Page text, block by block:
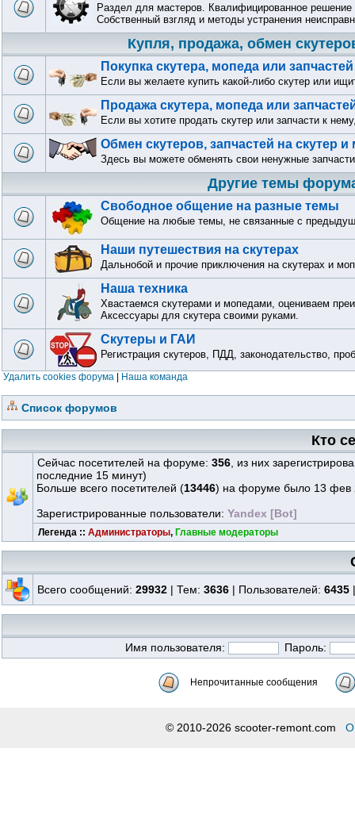
Раздел для мастеров. Квалифицированное решение
Собственный взгляд и методы устранения
Купля, продажа, обмен
Покупка скутера, мопеда или запчастей
Если вы желаете купить какой-либо скутер или
Продажа скутера, мопеда или
Если вы хотите продать скутер или запчасти к
Обмен скутеров, запчастей на скутер и
Здесь вы можете обменять свои ненужные запчасти
Другие темы
Свободное общение на разные темы
Общение на любые темы, не связанные с
Наши путешествия на скутерах
Дальнобой и прочие приключения на скутерах и
Наша техника
Хвастаемся скутерами и мопедами, оцениваем
Аксессуары для скутера своими руками.
Скутеры и ГАИ
Регистрация скутеров, ПДД, законодательство,
Удалить cookies форума Наша команда
Список форумов
Кто
Сейчас посетителей на форуме: 356 , из них
последние 15 минут)
Больше всего посетителей (13446) на форуме было 13 фев
Зарегистрированные пользователи: Yandex [Bot]
Легенда :: Администраторы, Главные модераторы
Всего сообщений: 29932 | Тем: 3636 | Пользователей: 6435
Имя пользователя: Пароль:
Непрочитанные сообщения
© 2010-2026 scooter-remont.com О